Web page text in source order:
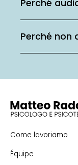
Perché
Perché non
Come lavoriamo
Équipe